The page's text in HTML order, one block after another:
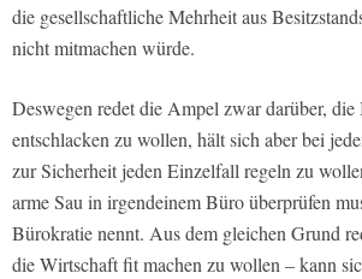
die gesellschaftliche Mehrheit aus
nicht mitmachen würde.
Deswegen redet die Ampel zwar darüber,
entschlacken zu wollen, hält sich aber bei
zur Sicherheit jeden Einzelfall regeln zu
arme Sau in irgendeinem Büro überprüfen
Bürokratie nennt. Aus dem gleichen Grund
die Wirtschaft fit machen zu wollen – kann